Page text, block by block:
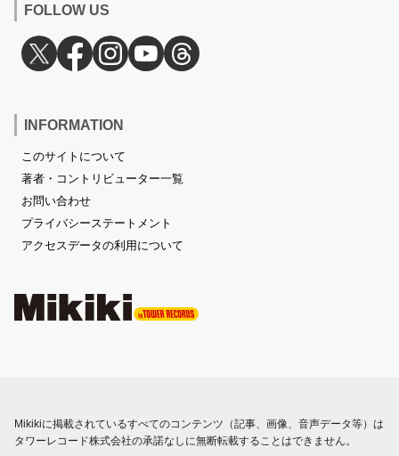
FOLLOW US
INFORMATION
このサイトについて
著者・コントリビューター一覧
お問い合わせ
プライバシーステートメント
アクセスデータの利用について
Mikikiに掲載されているすべてのコンテンツ（記事、画像、音声データ等）は
タワーレコード株式会社の承諾なしに無断転載することはできません。